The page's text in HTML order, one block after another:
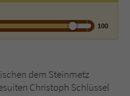
100
dem Steinmetz
Christoph Schlüssel